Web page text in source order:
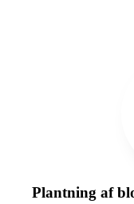
Plantning af